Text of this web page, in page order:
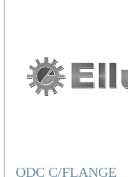
QDC C/FLANGE